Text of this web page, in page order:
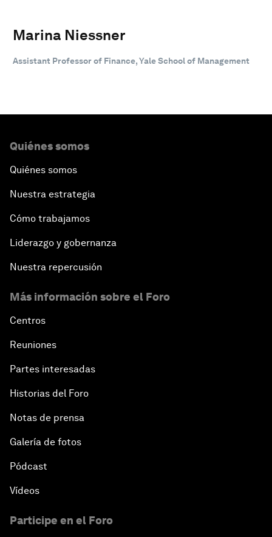
Marina Niessner
Assistant Professor of Finance, Yale School of Management
Quiénes somos
Quiénes somos
Nuestra estrategia
Cómo trabajamos
Liderazgo y gobernanza
Nuestra repercusión
Más información sobre el Foro
Centros
Reuniones
Partes interesadas
Historias del Foro
Notas de prensa
Galería de fotos
Pódcast
Vídeos
Participe en el Foro